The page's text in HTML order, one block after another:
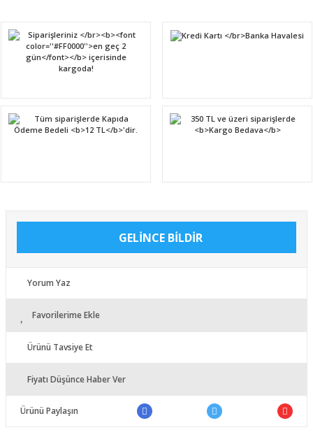
GELİNCE BİLDİR
Yorum Yaz
Favorilerime Ekle
Ürünü Tavsiye Et
Fiyatı Düşünce Haber Ver
Ürünü Paylaşın